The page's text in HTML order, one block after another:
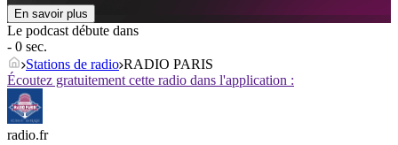
En savoir plus
Le podcast débute dans
- 0 sec.
Stations de radio RADIO PARIS
Écoutez gratuitement cette radio dans l'application :
radio.fr